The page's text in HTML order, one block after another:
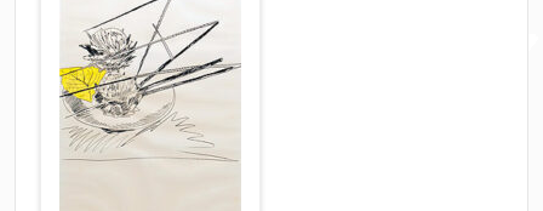
額装
その他
サイン等の有無
サイン有(自筆)